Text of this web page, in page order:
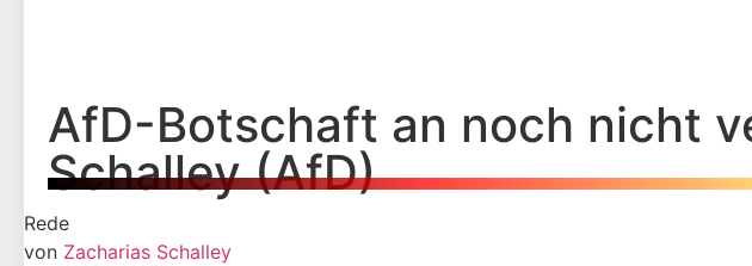
AfD-Botschaft an noch nicht
Schalley (AfD)
Rede
von Zacharias Schalley